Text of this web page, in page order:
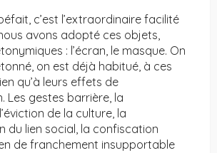
c’est l’extraordinaire facilité
avons adopté ces objets,
: l’écran, le masque. On
on est déjà habitué, à ces
qu’à leurs effets de
Les gestes barrière, la
de la culture, la
du lien social, la confiscation
de franchement insupportable